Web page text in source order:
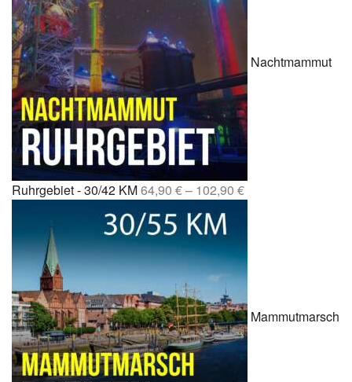
Nachtmammut
Ruhrgebiet - 30/42 KM64,90 €– 102,90 €
Mammutmarsch